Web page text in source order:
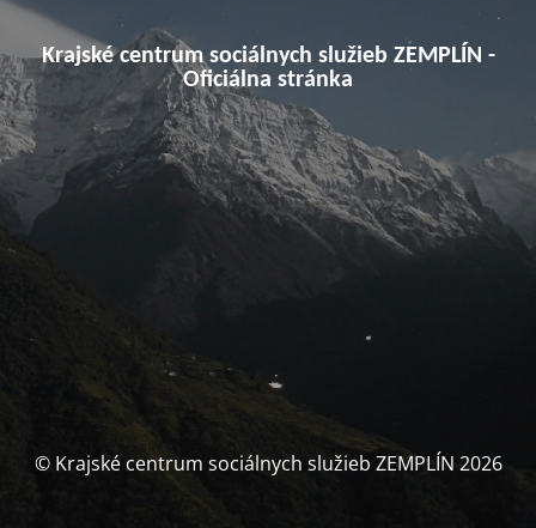
Krajské centrum sociálnych služieb ZEMPLÍN -
Oficiálna stránka
© Krajské centrum sociálnych služieb ZEMPLÍN 2026